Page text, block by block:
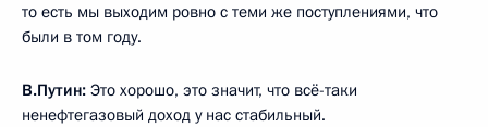
то есть мы выходим ровно с теми же поступлениями, что
были в том году.
В.Путин: Это хорошо, это значит, что всё-таки
ненефтегазовый доход у нас стабильный.